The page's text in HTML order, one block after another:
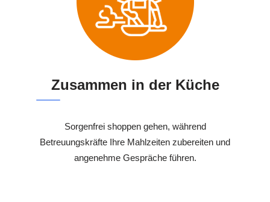
Zusammen in der Küche
Sorgenfrei shoppen gehen, während
Betreuungskräfte Ihre Mahlzeiten zubereiten und
angenehme Gespräche führen.